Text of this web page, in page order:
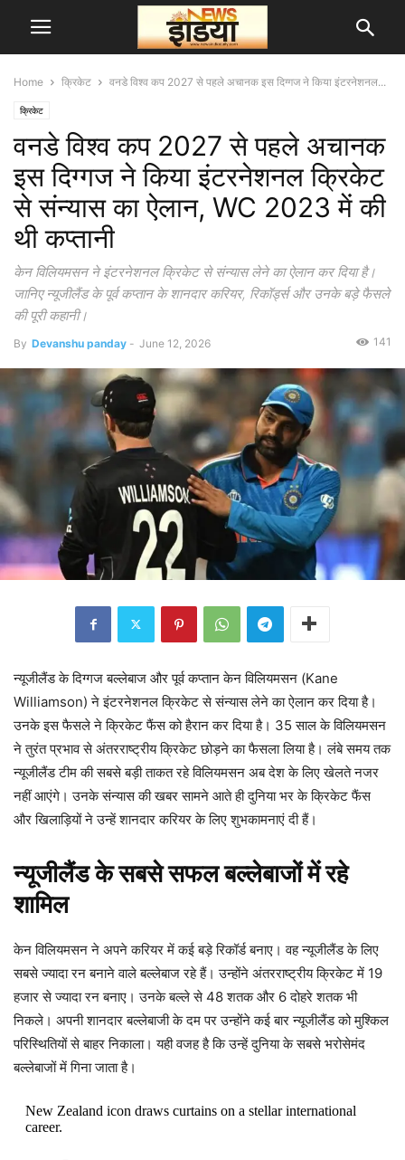
Home क्रिकेट वनडे विश्व कप 2027 से पहले अचानक इस दिग्गज ने किया इंटरनेशनल...
क्रिकेट
वनडे विश्व कप 2027 से पहले अचानक
इस दिग्गज ने किया इंटरनेशनल क्रिकेट
से संन्यास का ऐलान, WC 2023 में की
थी कप्तानी
केन विलियमसन ने इंटरनेशनल क्रिकेट से संन्यास लेने का ऐलान कर दिया है।
जानिए न्यूजीलैंड के पूर्व कप्तान के शानदार करियर, रिकॉर्ड्स और उनके बड़े फैसले
की पूरी कहानी।
By Devanshu panday - June 12, 2026 141
न्यूजीलैंड के दिग्गज बल्लेबाज और पूर्व कप्तान केन विलियमसन (Kane
Williamson) ने इंटरनेशनल क्रिकेट से संन्यास लेने का ऐलान कर दिया है।
उनके इस फैसले ने क्रिकेट फैंस को हैरान कर दिया है। 35 साल के विलियमसन
ने तुरंत प्रभाव से अंतरराष्ट्रीय क्रिकेट छोड़ने का फैसला लिया है। लंबे समय तक
न्यूजीलैंड टीम की सबसे बड़ी ताकत रहे विलियमसन अब देश के लिए खेलते नजर
नहीं आएंगे। उनके संन्यास की खबर सामने आते ही दुनिया भर के क्रिकेट फैंस
और खिलाड़ियों ने उन्हें शानदार करियर के लिए शुभकामनाएं दी हैं।
न्यूजीलैंड के सबसे सफल बल्लेबाजों में रहे
शामिल
केन विलियमसन ने अपने करियर में कई बड़े रिकॉर्ड बनाए। वह न्यूजीलैंड के लिए
सबसे ज्यादा रन बनाने वाले बल्लेबाज रहे हैं। उन्होंने अंतरराष्ट्रीय क्रिकेट में 19
हजार से ज्यादा रन बनाए। उनके बल्ले से 48 शतक और 6 दोहरे शतक भी
निकले। अपनी शानदार बल्लेबाजी के दम पर उन्होंने कई बार न्यूजीलैंड को मुश्किल
परिस्थितियों से बाहर निकाला। यही वजह है कि उन्हें दुनिया के सबसे भरोसेमंद
बल्लेबाजों में गिना जाता है।
New Zealand icon draws curtains on a stellar international
career.